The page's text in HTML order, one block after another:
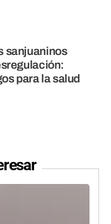
sanjuaninos
para la salud